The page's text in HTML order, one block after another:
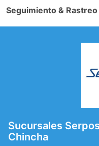
Seguimiento &
Sucursales
Chincha